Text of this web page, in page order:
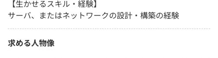
【生かせるスキル・経験】
サーバ、またはネットワークの設計・構築の経験
求める人物像